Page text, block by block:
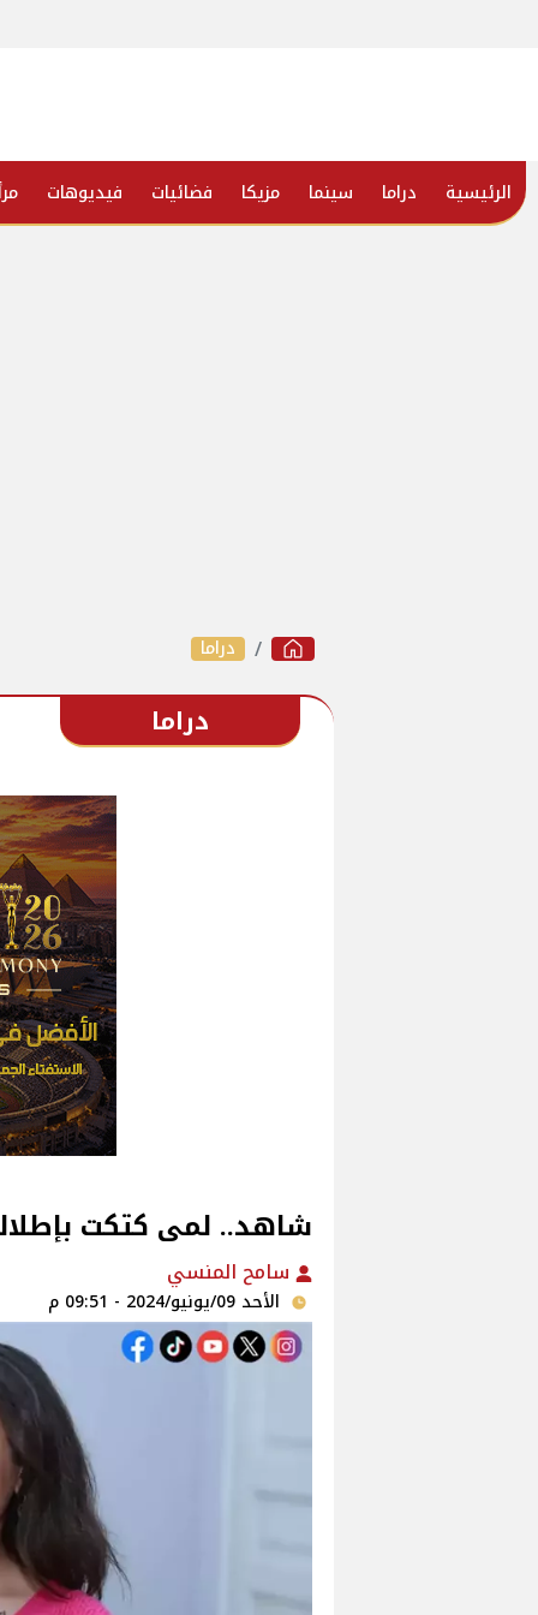
الرئيسية دراما سينما مزيكا فضائيات فيديوهات
دراما
دراما
شاهد.. لمى كتكت
سامح المنسي
الأحد 09/يونيو/2024 - 09:51 م